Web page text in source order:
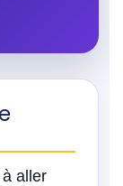
aller